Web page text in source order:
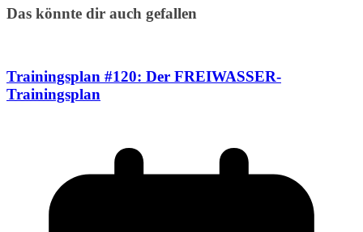
Das könnte dir auch gefallen
Trainingsplan #120: Der FREIWASSER-
Trainingsplan